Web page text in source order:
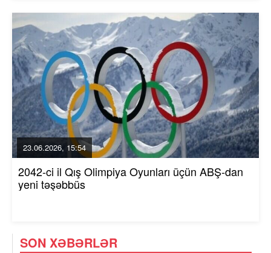
23.06.2026, 15:54
2042-ci il Qış Olimpiya Oyunları üçün ABŞ-dan
yeni təşəbbüs
SON XƏBƏRLƏR